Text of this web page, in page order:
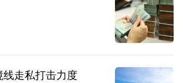
走私打击力度